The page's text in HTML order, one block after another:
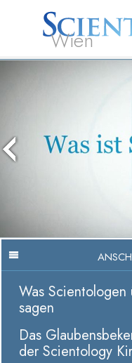
Wien
Was
sagen
Das
der Scientology